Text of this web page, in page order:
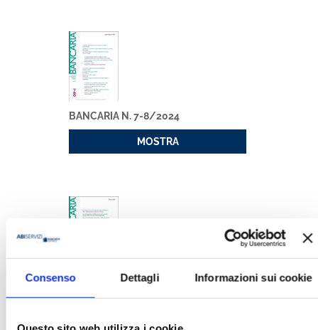
Consenso Dettagli Informazioni sui cookie
BANCARIA N. 7-8/2024
MOSTRA
BANCARIA N. 3/2024